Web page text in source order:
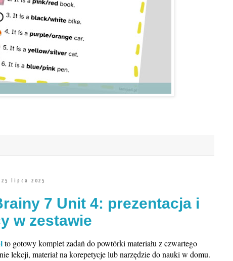
lipca 2025
7 Unit 4: prezentacja i
w zestawie
to gotowy komplet zadań do powtórki materiału z czwartego
lekcji, materiał na korepetycje lub narzędzie do nauki w domu.